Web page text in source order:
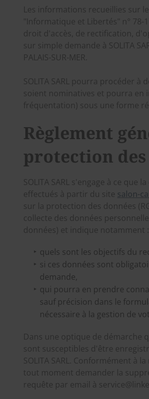
Les informations recueillies sur
"Informatique et Libertés" n° 78-
droit d'accès, de rectification,
sur simple demande à SOLITA
PALAIS-SUR-MER.
SOLITA SARL pourra procéder à
soient nominatives et pourra en
fréquentation) sous une forme
Règlement
protection des
SOLITA SARL s'engage à ce que
effectués à partir du site salon-
sur la protection des données
collecte des données
données) et indique notamment :
quels sont les objectifs du
si ces données sont
demande,
qui pourra en prendre
sauf précision dans le
nécessaire à la gestion de
Dans une optique de démarche
sont susceptibles d'être
SOLITA SARL. Conformément à
tout moment demander la
requête par email à